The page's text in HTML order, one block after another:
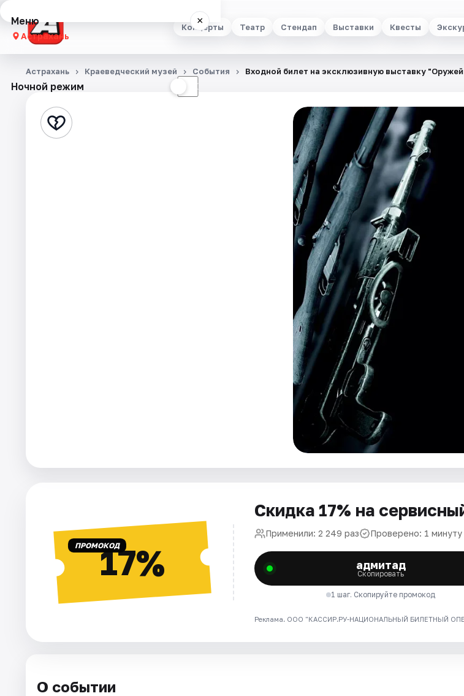
Концерты Театр Стендап Выставки Квесты
Меню ×
Астрахань
Концерты
Стендап
Ночной режим ☾
Астрахань Краеведческий музей События Входной билет на эксклюзивную выставку
ПРОМОКОД17%
Скидка 17% на
Применили: 2 249 раз Проверено: 1 минуту
адмитад
Скопировать
1 шаг. Скопируйте промокод
Реклама. ООО "КАССИР.РУ-НАЦИОНАЛЬНЫЙ БИЛЕТНЫЙ
О событии